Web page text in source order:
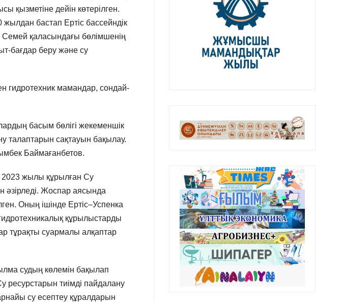
қызметіне дейін көтерілген.
бастап Ертіс бассейндік
Семей қаласындағы бөлімшенің
бағдар беру және су
мамандар, сондай-
басым бөлігі жекеменшік
талаптарын сақтауын бақылау.
Баймағанбетов.
2023 жылы құрылған Су
әзірледі. Жоспар аясында
Оның ішінде Ертіс–Успенка
құрылыстарды
тұрақты суармалы алқаптар
судың көлемін бақылап
тиімді пайдалану
су есептеу құралдарын